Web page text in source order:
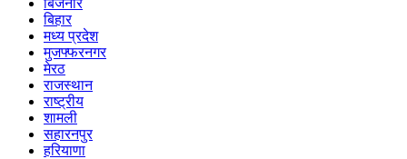
बिहार
मध्य प्रदेश
मुजफ्फरनगर
मेरठ
राजस्थान
राष्ट्रीय
शामली
सहारनपुर
हरियाणा